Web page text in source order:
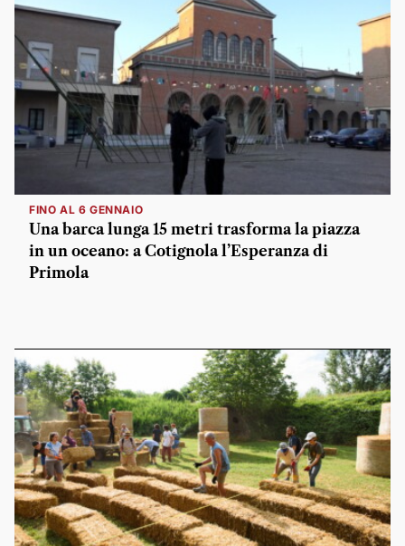
FINO AL 6 GENNAIO
Una barca lunga 15 metri trasforma la piazza
in un oceano: a Cotignola l’Esperanza di
Primola